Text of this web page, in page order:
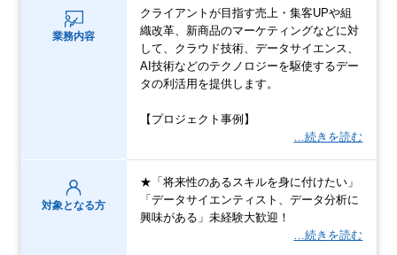
業務内容
クライアントが目指す売上・集客UPや組
織改革、新商品のマーケティングなどに対
して、クラウド技術、データサイエンス、
AI技術などのテクノロジーを駆使するデー
タの利活用を提供します。
【プロジェクト事例】
…続きを読む
対象となる方
★「将来性のあるスキルを身に付けたい」
「データサイエンティスト、データ分析に
興味がある」未経験大歓迎！
…続きを読む